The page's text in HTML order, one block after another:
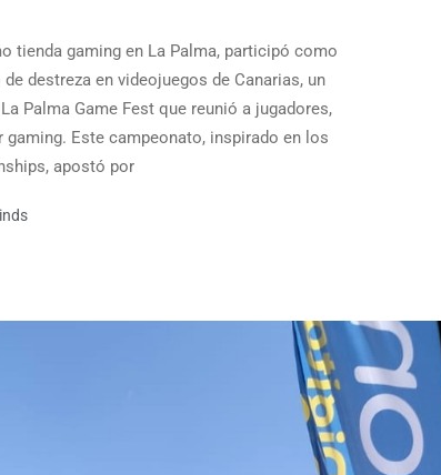
tienda gaming en La Palma, participó como
destreza en videojuegos de Canarias, un
Palma Game Fest que reunió a jugadores,
Este campeonato, inspirado en los
apostó por